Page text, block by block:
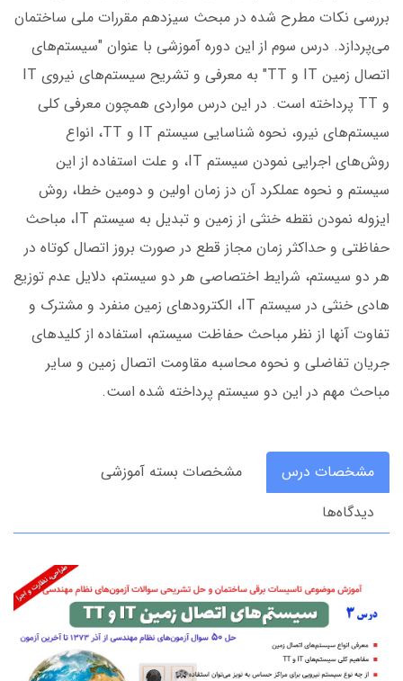
بررسی نکات مطرح شده در مبحث سیزدهم مقررات ملی ساختمان
می‌پردازد. درس سوم از این دوره آموزشی با عنوان "سیستم‌های
اتصال زمین IT و TT" به معرفی و تشریح سیستم‌‌های نیروی IT
و TT پرداخته است. در این درس مواردی همچون معرفی کلی
سیستم‌های نیرو، نحوه شناسایی سیستم IT و TT، انواع
روش‌های اجرایی نمودن سیستم IT، و علت استفاده از این
سیستم و نحوه عملکرد آن دز زمان اولین و دومین خطا، روش
ایزوله نمودن نقطه خنثی از زمین و تبدیل به سیستم IT، مباحث
حفاظتی و حداکثر زمان مجاز قطع در صورت بروز اتصال کوتاه در
هر دو سیستم، شرایط اختصاصی هر دو سیستم، دلایل عدم توزیع
هادی خنثی در سیستم IT، الکترودهای زمین منفرد و مشترک و
تفاوت آنها از نظر مباحث حفاظت سیستم، استفاده از کلیدهای
جریان تفاضلی و نحوه محاسبه مقاومت اتصال زمین و سایر
مباحث مهم در این دو سیستم پرداخته شده است.
مشخصات درس
مشخصات بسته آموزشی
دیدگاه‌ها